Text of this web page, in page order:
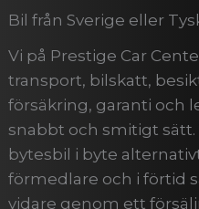
Bil från Sverige eller
Vi på Prestige Car
transport, bilskatt,
försäkring, garanti och
snabbt och smitigt sätt.
bytesbil i byte
förmedlare och i förtid
vidare genom ett